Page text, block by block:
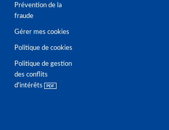
Prévention de la
fraude
Gérer mes cookies
Politique de cookies
Politique de gestion
des conflits
d'intérêts